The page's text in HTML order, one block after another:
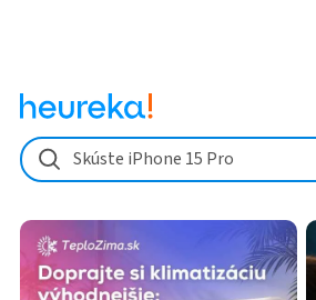
Skúste iPhone 15 Pro